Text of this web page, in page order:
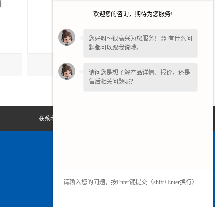
联系我们
欢迎您的咨询，期待为您服务!
您好呀～很高兴为您服务！😊 有什么问
题都可以跟我说哦。
请问您是想了解产品详情、报价，还是
售后相关问题呢？